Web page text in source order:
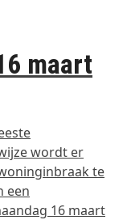
maart
wordt er
te
een
16 maart